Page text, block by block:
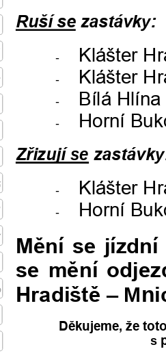
Děkujeme, že
s
Ruší se zastávky:
- Klášter
- Klášter
- Bílá Hlína
- Horní
Zřizují se zastávky
- Klášter
- Horní
Mění se jízdní
se mění
Hradiště – Mn